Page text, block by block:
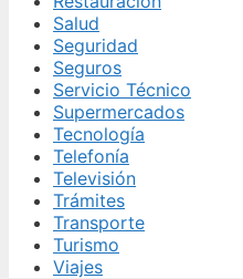
Salud
Seguridad
Seguros
Servicio Técnico
Supermercados
Tecnología
Telefonía
Televisión
Trámites
Transporte
Turismo
Viajes